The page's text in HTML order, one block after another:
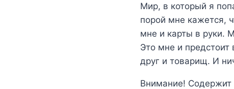
Мир, в который я
порой мне кажется,
мне и карты в руки.
Это мне и
друг и товарищ. И
Внимание! Содержит